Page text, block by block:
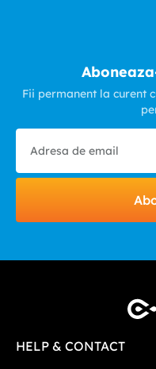
Fii permanent la curent
HELP & CONTACT